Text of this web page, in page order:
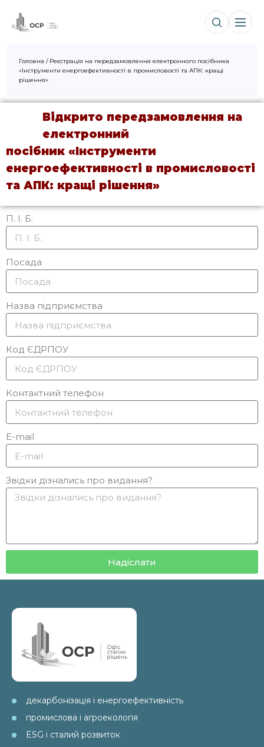
Головна / Реєстрація на передзамовлення електронного посібника
«Інструменти енергоефективності в промисловості та АПК: кращі
рішення»
Відкрито передзамовлення на
електронний
посібник «Інструменти
енергоефективності в промисловості
та АПК: кращі рішення»
П. І. Б.
Посада
Назва підприємства
Код ЄДРПОУ
Контактний телефон
E-mail
Звідки дізнались про видання?
Надіслати
декарбонізація і енергоефективність
промислова і агроекологія
ESG і сталий розвиток